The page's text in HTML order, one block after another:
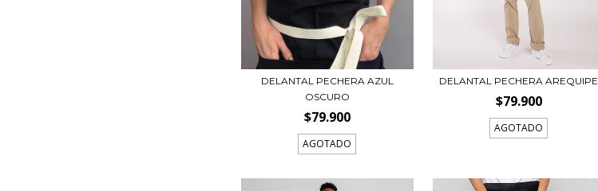
DELANTAL PECHERA AZUL
OSCURO
$79.900
AGOTADO
DELANTAL PECHERA AREQUIPE
$79.900
AGOTADO